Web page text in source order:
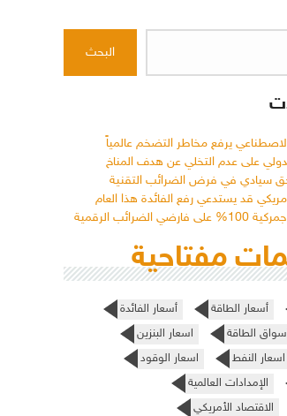
البحث
الاصطناعي يرفع مخاطر التضخم عالمياً
على عدم التخلي عن هدف المناخ
حق سيادي في فرض الضرائب التقنية
قد يستدعي رفع الفائدة هذا العام
الرقمية
مفتاحية
أسعار الطاقة
أسعار الفائدة
الطاقة
اسعار البنزين
اسعار النفط
اسعار الوقود
الإمدادات العالمية
الاقتصاد الأمريكي